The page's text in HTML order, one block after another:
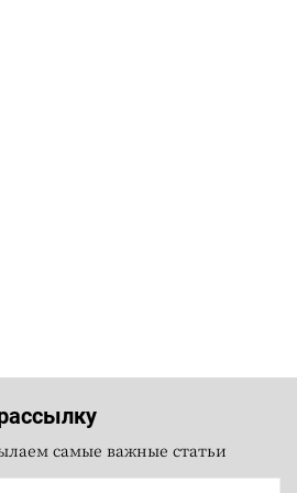
самые важные статьи